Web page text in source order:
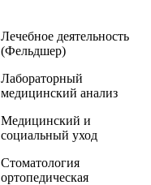
Лечебное деятельность
(Фельдшер)
Лабораторный
медицинский анализ
Медицинский и
социальный уход
Стоматология
ортопедическая